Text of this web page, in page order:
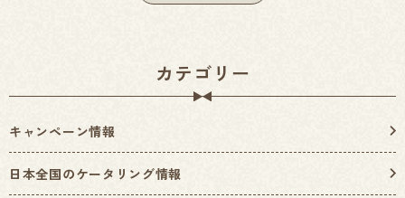
カテゴリー
キャンペーン情報
日本全国のケータリング情報